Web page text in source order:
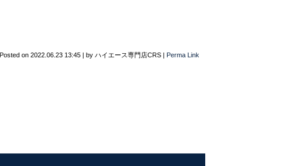
Posted on 2022.06.23 13:45 by ハイエース専門店CRS Perma Link